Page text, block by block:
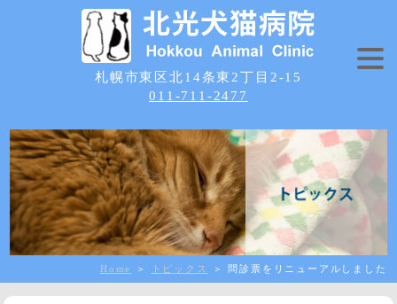
札幌市東区北14条東2丁目2-15
011-711-2477
Home ＞ トピックス ＞ 問診票をリニューアルしました